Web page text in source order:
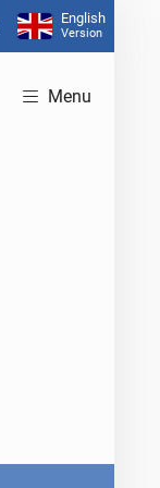
English
Version
Menu